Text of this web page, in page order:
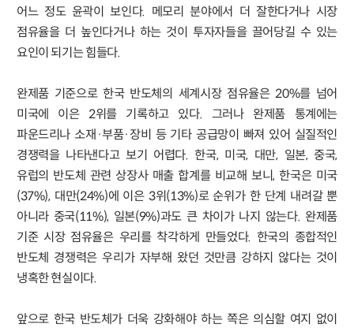
어느 정도 윤곽이 보인다. 메모리 분야에서 더 잘한다거나 시장
점유율을 더 높인다거나 하는 것이 투자자들을 끌어당길 수 있는
요인이 되기는 힘들다.
완제품 기준으로 한국 반도체의 세계시장 점유율은 20%를 넘어
미국에 이은 2위를 기록하고 있다. 그러나 완제품 통계에는
파운드리나 소재·부품·장비 등 기타 공급망이 빠져 있어 실질적인
경쟁력을 나타낸다고 보기 어렵다. 한국, 미국, 대만, 일본, 중국,
유럽의 반도체 관련 상장사 매출 합계를 비교해 보니, 한국은 미국
(37%), 대만(24%)에 이은 3위(13%)로 순위가 한 단계 내려갈 뿐
아니라 중국(11%), 일본(9%)과도 큰 차이가 나지 않는다. 완제품
기준 시장 점유율은 우리를 착각하게 만들었다. 한국의 종합적인
반도체 경쟁력은 우리가 자부해 왔던 것만큼 강하지 않다는 것이
냉혹한 현실이다.
앞으로 한국 반도체가 더욱 강화해야 하는 쪽은 의심할 여지 없이